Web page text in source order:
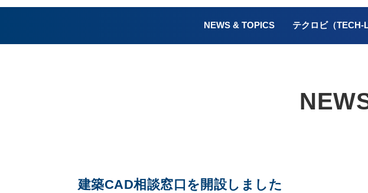
NEWS & TOPICS テクロビ（TECH-
建築CAD相談窓口を開設しました